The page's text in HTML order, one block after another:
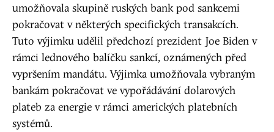
umožňovala skupině ruských bank pod sankcemi
pokračovat v některých specifických transakcích.
Tuto výjimku udělil předchozí prezident Joe Biden v
rámci lednového balíčku sankcí, oznámených před
vypršením mandátu. Výjimka umožňovala vybraným
bankám pokračovat ve vypořádávání dolarových
plateb za energie v rámci amerických platebních
systémů.